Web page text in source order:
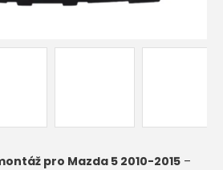
pro Mazda 5 2010-2015 –